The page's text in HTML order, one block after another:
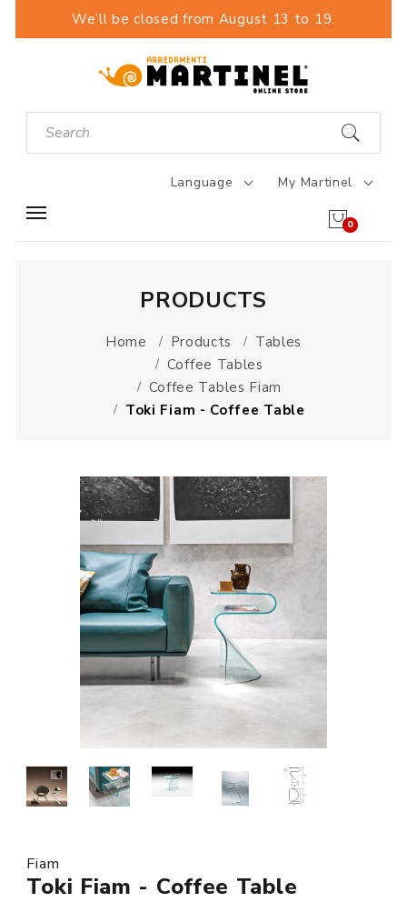
We’ll be closed from August 13 to 19.
Language My Martinel
0
PRODUCTS
Home Products
Tables
Coffee Tables
Coffee Tables Fiam
Toki Fiam - Coffee Table
Fiam
Toki Fiam - Coffee Table